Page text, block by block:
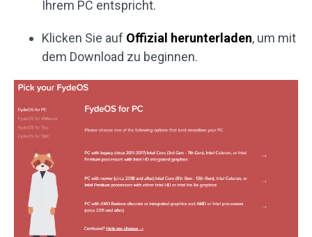
Ihrem PC entspricht.
Klicken Sie auf Offizial herunterladen, um mit
dem Download zu beginnen.